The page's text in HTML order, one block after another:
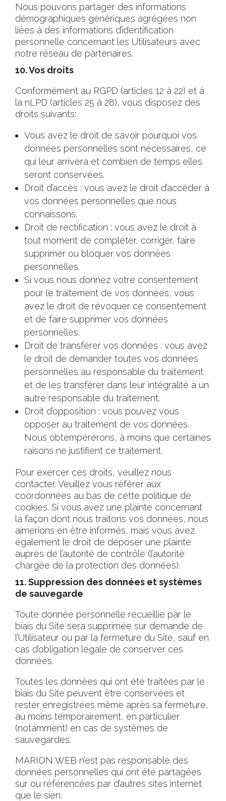
Nous pouvons partager des informations
démographiques génériques agrégées non
liées à des informations d’identification
personnelle concernant les Utilisateurs avec
notre réseau de partenaires.
10. Vos droits
Conformément au RGPD (articles 12 à 22) et à
la nLPD (articles 25 à 28), vous disposez des
droits suivants:
Vous avez le droit de savoir pourquoi vos
données personnelles sont nécessaires, ce
qui leur arrivera et combien de temps elles
seront conservées.
Droit d’accès : vous avez le droit d’accéder à
vos données personnelles que nous
connaissons.
Droit de rectification : vous avez le droit à
tout moment de compléter, corriger, faire
supprimer ou bloquer vos données
personnelles.
Si vous nous donnez votre consentement
pour le traitement de vos données, vous
avez le droit de révoquer ce consentement
et de faire supprimer vos données
personnelles.
Droit de transférer vos données : vous avez
le droit de demander toutes vos données
personnelles au responsable du traitement
et de les transférer dans leur intégralité à un
autre responsable du traitement.
Droit d’opposition : vous pouvez vous
opposer au traitement de vos données.
Nous obtempérerons, à moins que certaines
raisons ne justifient ce traitement.
Pour exercer ces droits, veuillez nous
contacter. Veuillez vous référer aux
coordonnées au bas de cette politique de
cookies. Si vous avez une plainte concernant
la façon dont nous traitons vos données, nous
aimerions en être informés, mais vous avez
également le droit de déposer une plainte
auprès de l’autorité de contrôle (l’autorité
chargée de la protection des données).
11. Suppression des données et systèmes
de sauvegarde
Toute donnée personnelle recueillie par le
biais du Site sera supprimée sur demande de
l’Utilisateur ou par la fermeture du Site, sauf en
cas d’obligation légale de conserver ces
données.
Toutes les données qui ont été traitées par le
biais du Site peuvent être conservées et
rester enregistrées même après sa fermeture,
au moins temporairement, en particulier
(notamment) en cas de systèmes de
sauvegardes.
MARION WEB n’est pas responsable des
données personnelles qui ont été partagées
sur ou référencées par d’autres sites internet
que le sien.